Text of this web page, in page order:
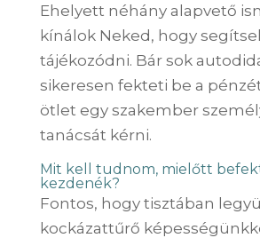
Ehelyett néhány alapvető
kínálok Neked, hogy
tájékozódni. Bár sok
sikeresen fekteti be a
ötlet egy szakember
tanácsát kérni.
Mit kell tudnom, mielőtt
kezdenék?
Fontos, hogy tisztában
kockázattűrő